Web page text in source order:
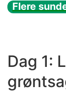
Flere
Dag 1: